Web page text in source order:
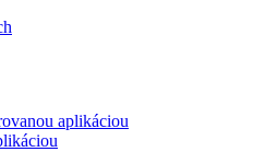
aplikáciou